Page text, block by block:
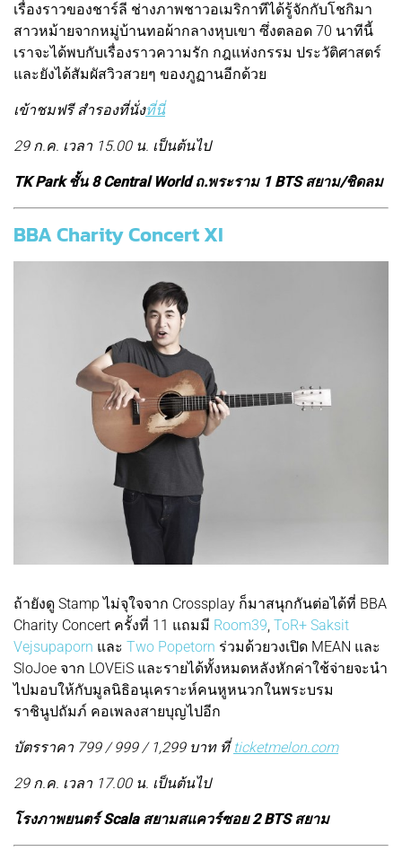
เรื่องราวของชาร์ลี ช่างภาพชาวอเมริกาทีได้รู้จักกับโชกิมา
สาวหม้ายจากหมู่บ้านทอผ้ากลางหุบเขา ซึ่งตลอด 70 นาทีนี้
เราจะได้พบกับเรื่องราวความรัก กฎแห่งกรรม ประวัติศาสตร์
และยังได้สัมผัสวิวสวยๆ ของภูฏานอีกด้วย
เข้าชมฟรี สำรองที่นั่งที่นี่
29 ก.ค. เวลา 15.00 น. เป็นต้นไป
TK Park ชั้น 8 Central World ถ.พระราม 1 BTS สยาม/ชิดลม
BBA Charity Concert XI
ถ้ายังดู Stamp ไม่จุใจจาก Crossplay ก็มาสนุกกันต่อได้ที่ BBA
Charity Concert ครั้งที่ 11 แถมมี Room39, ToR+ Saksit
Vejsupaporn และ Two Popetorn ร่วมด้วยวงเปิด MEAN และ
SloJoe จาก LOVEiS และรายได้ทั้งหมดหลังหักค่าใช้จ่ายจะนำ
ไปมอบให้กับมูลนิธิอนุเคราะห์คนหูหนวกในพระบรม
ราชินูปถัมภ์ คอเพลงสายบุญไปอีก
บัตรราคา 799 / 999 / 1,299 บาท ที่ ticketmelon.com
29 ก.ค. เวลา 17.00 น. เป็นต้นไป
โรงภาพยนตร์ Scala สยามสแควร์ซอย 2 BTS สยาม